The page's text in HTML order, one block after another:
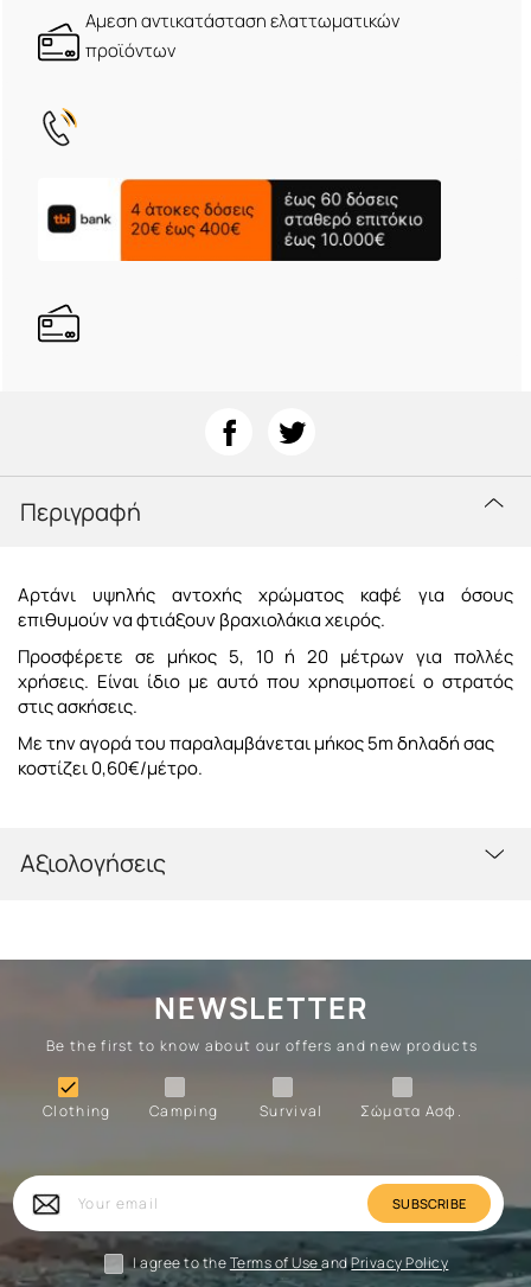
Αμεση αντικατάσταση ελαττωματικών
προϊόντων
Περιγραφή
Αρτάνι υψηλής αντοχής χρώματος καφέ για όσους
επιθυμούν να φτιάξουν βραχιολάκια χειρός.
Προσφέρετε σε μήκος 5, 10 ή 20 μέτρων για πολλές
χρήσεις. Είναι ίδιο με αυτό που χρησιμοποεί ο στρατός
στις ασκήσεις.
Με την αγορά του παραλαμβάνεται μήκος 5m δηλαδή σας
κοστίζει 0,60€/μέτρο.
Αξιολογήσεις
NEWSLETTER
Be the first to know about our offers and new products
Σώματα Ασφ.
Survival
Camping
Clothing

Clothing
Your
email
I agree to theTerms of UseandPrivacy Policy